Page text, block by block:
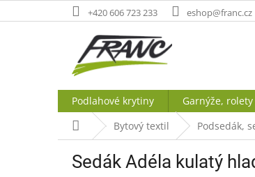
na
+420 606 723 233 eshop@franc.cz
Podlahové krytiny Garnýže,
Domů Bytový textil Podsedák,
Sedák Adéla kulatý